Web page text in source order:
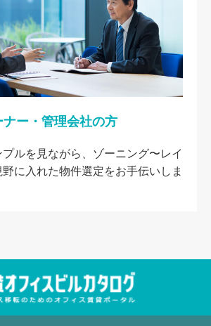
ナー・管理会社の方
ルを見ながら、ゾーニング〜レイ
に入れた物件選定をお手伝いしま